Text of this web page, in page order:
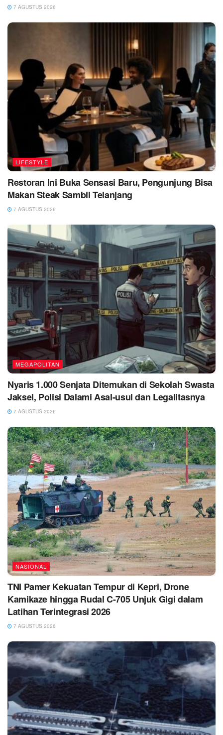
7 AGUSTUS 2026
LIFESTYLE
Restoran Ini Buka Sensasi Baru, Pengunjung Bisa
Makan Steak Sambil Telanjang
7 AGUSTUS 2026
MEGAPOLITAN
Nyaris 1.000 Senjata Ditemukan di Sekolah Swasta
Jaksel, Polisi Dalami Asal-usul dan Legalitasnya
7 AGUSTUS 2026
NASIONAL
TNI Pamer Kekuatan Tempur di Kepri, Drone
Kamikaze hingga Rudal C-705 Unjuk Gigi dalam
Latihan Terintegrasi 2026
7 AGUSTUS 2026